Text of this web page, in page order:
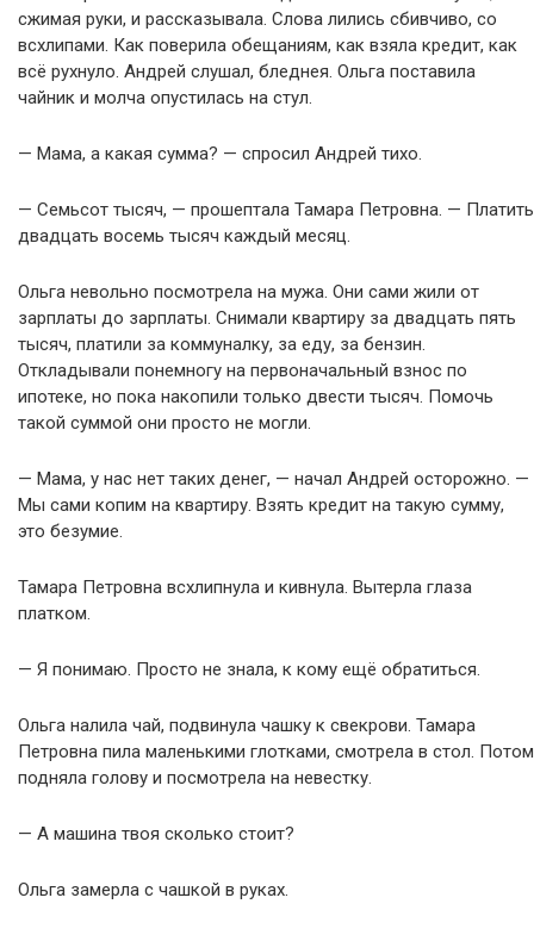
сжимая руки, и рассказывала. Слова лились сбивчиво, со
всхлипами. Как поверила обещаниям, как взяла кредит, как
всё рухнуло. Андрей слушал, бледнея. Ольга поставила
чайник и молча опустилась на стул.
— Мама, а какая сумма? — спросил Андрей тихо.
— Семьсот тысяч, — прошептала Тамара Петровна. — Платить
двадцать восемь тысяч каждый месяц.
Ольга невольно посмотрела на мужа. Они сами жили от
зарплаты до зарплаты. Снимали квартиру за двадцать пять
тысяч, платили за коммуналку, за еду, за бензин.
Откладывали понемногу на первоначальный взнос по
ипотеке, но пока накопили только двести тысяч. Помочь
такой суммой они просто не могли.
— Мама, у нас нет таких денег, — начал Андрей осторожно. —
Мы сами копим на квартиру. Взять кредит на такую сумму,
это безумие.
Тамара Петровна всхлипнула и кивнула. Вытерла глаза
платком.
— Я понимаю. Просто не знала, к кому ещё обратиться.
Ольга налила чай, подвинула чашку к свекрови. Тамара
Петровна пила маленькими глотками, смотрела в стол. Потом
подняла голову и посмотрела на невестку.
— А машина твоя сколько стоит?
Ольга замерла с чашкой в руках.